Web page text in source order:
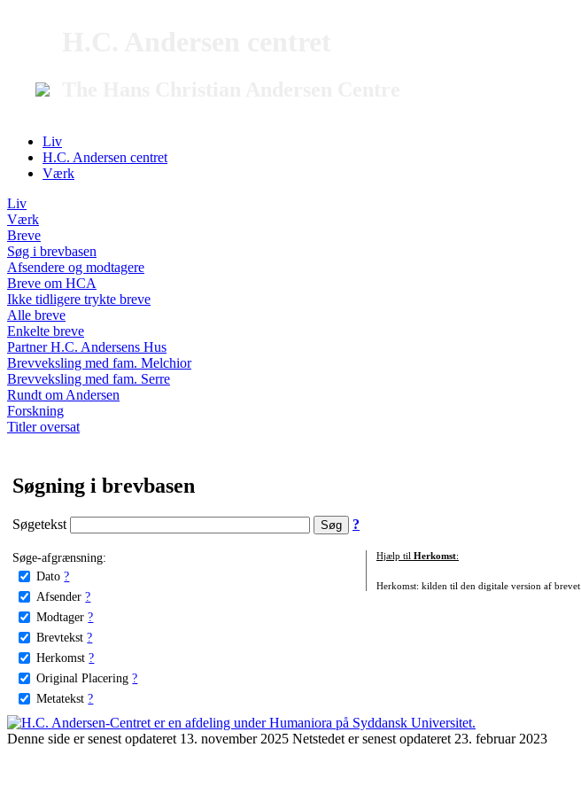
Liv
H.C. Andersen centret
Værk
Liv
Værk
Breve
Søg i brevbasen
Afsendere og modtagere
Breve om HCA
Ikke tidligere trykte breve
Alle breve
Enkelte breve
Partner H.C. Andersens Hus
Brevveksling med fam. Melchior
Brevveksling med fam. Serre
Rundt om Andersen
Forskning
Titler oversat
Søgning i brevbasen
Søgetekst ?
Søge-afgrænsning:
Dato ?
Afsender ?
Modtager ?
Brevtekst ?
Herkomst ?
Original Placering ?
Metatekst ?
Hjælp til Herkomst:
Herkomst: kilden til den digitale version af brevet.
Denne side er senest opdateret 13. november 2025 Netstedet er senest opdateret 23. februar 2023